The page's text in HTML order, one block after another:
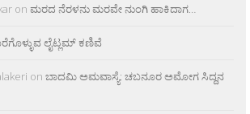
on ಮರದ ನೆರಳನು ಮರವೇ ನುಂಗಿ ಹಾಕಿದಾಗ…
ಲೈಟ್ಲಮ್ ಕಣಿವೆ
on ಬಾದಮಿ ಅಮವಾಸ್ಯೆ: ಚಬನೂರ ಅಮೋಗ ಸಿದ್ದನ